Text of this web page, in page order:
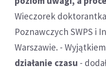
Wieczorek
Poznawczych SWPS i
Warszawie. -
działanie czasu -